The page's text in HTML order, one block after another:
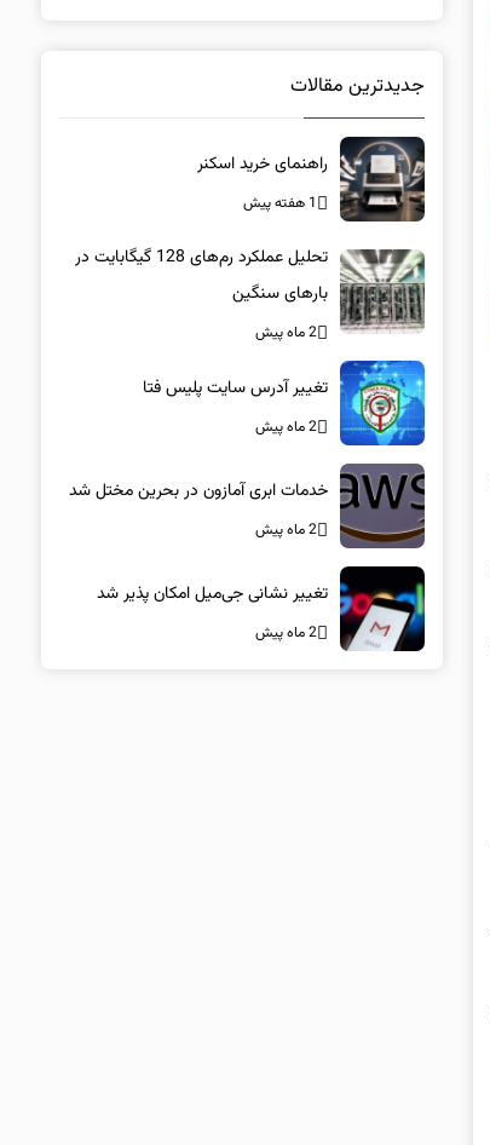
جدیدترین مقالات
راهنمای خرید اسکنر
1 هفته پیش
تحلیل عملکرد رم‌های 128 گیگابایت در
بارهای سنگین
2 ماه پیش
تغییر آدرس سایت پلیس فتا
2 ماه پیش
خدمات ابری آمازون در بحرین مختل شد
2 ماه پیش
تغییر نشانی جی‌میل امکان پذیر شد
2 ماه پیش